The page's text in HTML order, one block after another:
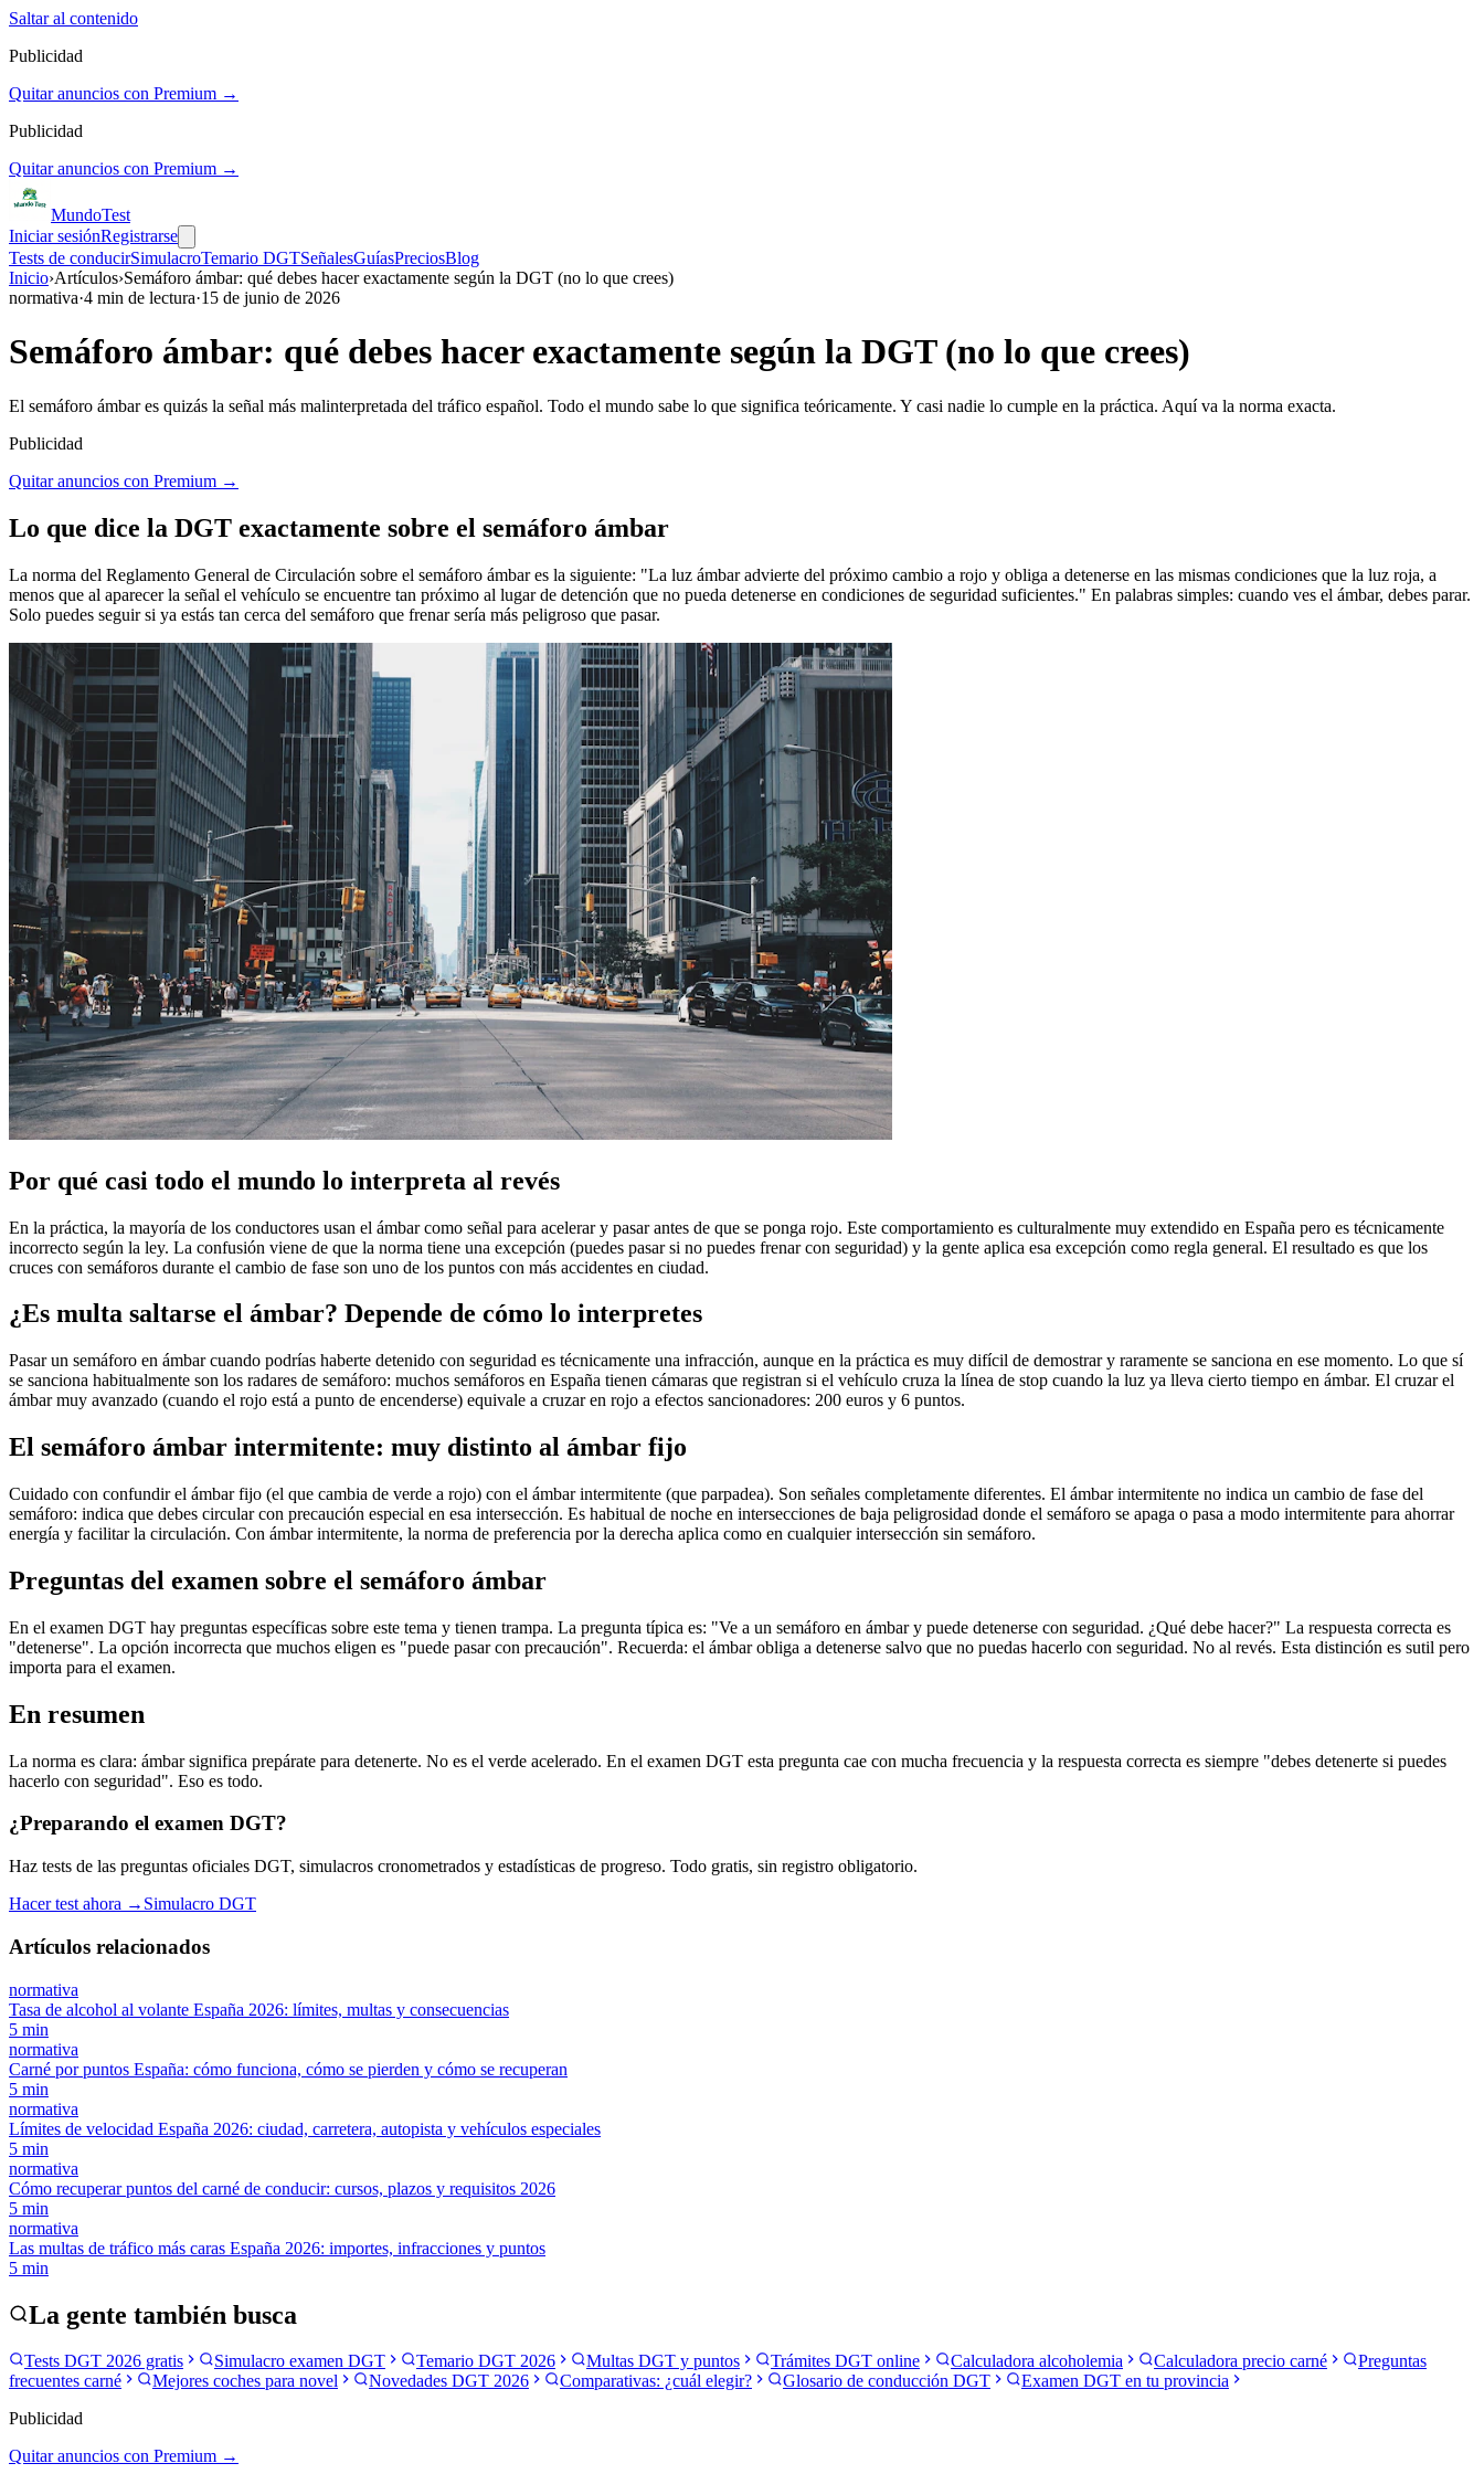
Saltar al contenido
Publicidad
Quitar anuncios con Premium →
Publicidad
Quitar anuncios con Premium →
MundoTest
Iniciar sesiónRegistrarse
Tests de conducirSimulacroTemario DGTSeñalesGuíasPreciosBlog
Inicio›Artículos›Semáforo ámbar: qué debes hacer exactamente según la DGT (no lo que crees)
normativa·4 min de lectura·15 de junio de 2026
Semáforo ámbar: qué debes hacer exactamente según la DGT (no lo que crees)
El semáforo ámbar es quizás la señal más malinterpretada del tráfico español. Todo el mundo sabe lo que significa teóricamente. Y casi nadie lo cumple en la práctica. Aquí va la norma exacta.
Publicidad
Quitar anuncios con Premium →
Lo que dice la DGT exactamente sobre el semáforo ámbar
La norma del Reglamento General de Circulación sobre el semáforo ámbar es la siguiente: "La luz ámbar advierte del próximo cambio a rojo y obliga a detenerse en las mismas condiciones que la luz roja, a
menos que al aparecer la señal el vehículo se encuentre tan próximo al lugar de detención que no pueda detenerse en condiciones de seguridad suficientes." En palabras simples: cuando ves el ámbar, debes parar.
Solo puedes seguir si ya estás tan cerca del semáforo que frenar sería más peligroso que pasar.
Por qué casi todo el mundo lo interpreta al revés
En la práctica, la mayoría de los conductores usan el ámbar como señal para acelerar y pasar antes de que se ponga rojo. Este comportamiento es culturalmente muy extendido en España pero es técnicamente
incorrecto según la ley. La confusión viene de que la norma tiene una excepción (puedes pasar si no puedes frenar con seguridad) y la gente aplica esa excepción como regla general. El resultado es que los
cruces con semáforos durante el cambio de fase son uno de los puntos con más accidentes en ciudad.
¿Es multa saltarse el ámbar? Depende de cómo lo interpretes
Pasar un semáforo en ámbar cuando podrías haberte detenido con seguridad es técnicamente una infracción, aunque en la práctica es muy difícil de demostrar y raramente se sanciona en ese momento. Lo que sí
se sanciona habitualmente son los radares de semáforo: muchos semáforos en España tienen cámaras que registran si el vehículo cruza la línea de stop cuando la luz ya lleva cierto tiempo en ámbar. El cruzar el
ámbar muy avanzado (cuando el rojo está a punto de encenderse) equivale a cruzar en rojo a efectos sancionadores: 200 euros y 6 puntos.
El semáforo ámbar intermitente: muy distinto al ámbar fijo
Cuidado con confundir el ámbar fijo (el que cambia de verde a rojo) con el ámbar intermitente (que parpadea). Son señales completamente diferentes. El ámbar intermitente no indica un cambio de fase del
semáforo: indica que debes circular con precaución especial en esa intersección. Es habitual de noche en intersecciones de baja peligrosidad donde el semáforo se apaga o pasa a modo intermitente para ahorrar
energía y facilitar la circulación. Con ámbar intermitente, la norma de preferencia por la derecha aplica como en cualquier intersección sin semáforo.
Preguntas del examen sobre el semáforo ámbar
En el examen DGT hay preguntas específicas sobre este tema y tienen trampa. La pregunta típica es: "Ve a un semáforo en ámbar y puede detenerse con seguridad. ¿Qué debe hacer?" La respuesta correcta es
"detenerse". La opción incorrecta que muchos eligen es "puede pasar con precaución". Recuerda: el ámbar obliga a detenerse salvo que no puedas hacerlo con seguridad. No al revés. Esta distinción es sutil pero
importa para el examen.
En resumen
La norma es clara: ámbar significa prepárate para detenerte. No es el verde acelerado. En el examen DGT esta pregunta cae con mucha frecuencia y la respuesta correcta es siempre "debes detenerte si puedes
hacerlo con seguridad". Eso es todo.
¿Preparando el examen DGT?
Haz tests de las preguntas oficiales DGT, simulacros cronometrados y estadísticas de progreso. Todo gratis, sin registro obligatorio.
Hacer test ahora → Simulacro DGT
Artículos relacionados
normativa
Tasa de alcohol al volante España 2026: límites, multas y consecuencias
5 min
normativa
Carné por puntos España: cómo funciona, cómo se pierden y cómo se recuperan
5 min
normativa
Límites de velocidad España 2026: ciudad, carretera, autopista y vehículos especiales
5 min
normativa
Cómo recuperar puntos del carné de conducir: cursos, plazos y requisitos 2026
5 min
normativa
Las multas de tráfico más caras España 2026: importes, infracciones y puntos
5 min
La gente también busca
Tests DGT 2026 gratis Simulacro examen DGT Temario DGT 2026 Multas DGT y puntos Trámites DGT online Calculadora alcoholemia Calculadora precio carné
Preguntas
frecuentes carné
Mejores coches para novel Novedades DGT 2026 Comparativas: ¿cuál elegir? Glosario de conducción DGT
Examen DGT en tu provincia
Publicidad
Quitar anuncios con Premium →